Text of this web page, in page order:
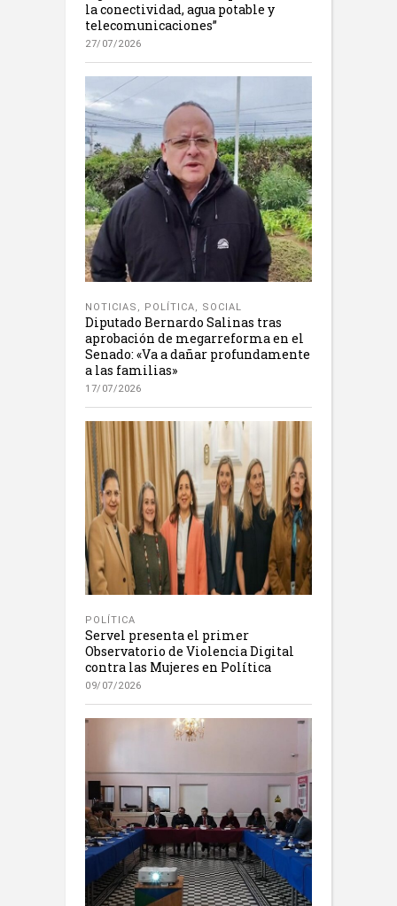
la conectividad, agua potable y
telecomunicaciones”
27/07/2026
NOTICIAS , POLÍTICA, SOCIAL
Diputado Bernardo Salinas tras
aprobación de megarreforma en el
Senado: «Va a dañar profundamente
a las familias»
17/07/2026
POLÍTICA
Servel presenta el primer
Observatorio de Violencia Digital
contra las Mujeres en Política
09/07/2026